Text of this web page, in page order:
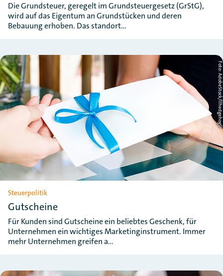
Die Grundsteuer, geregelt im Grundsteuergesetz (GrStG),
wird auf das Eigentum an Grundstücken und deren
Bebauung erhoben. Das standort…
Foto: AdobeStock/llhedgehogll
Steuerpolitik
Gutscheine
Für Kunden sind Gutscheine ein beliebtes Geschenk, für
Unternehmen ein wichtiges Marketinginstrument. Immer
mehr Unternehmen greifen a…